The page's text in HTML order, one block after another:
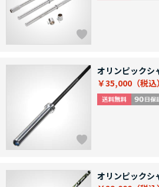
オリンピック
￥35,000
オリンピック